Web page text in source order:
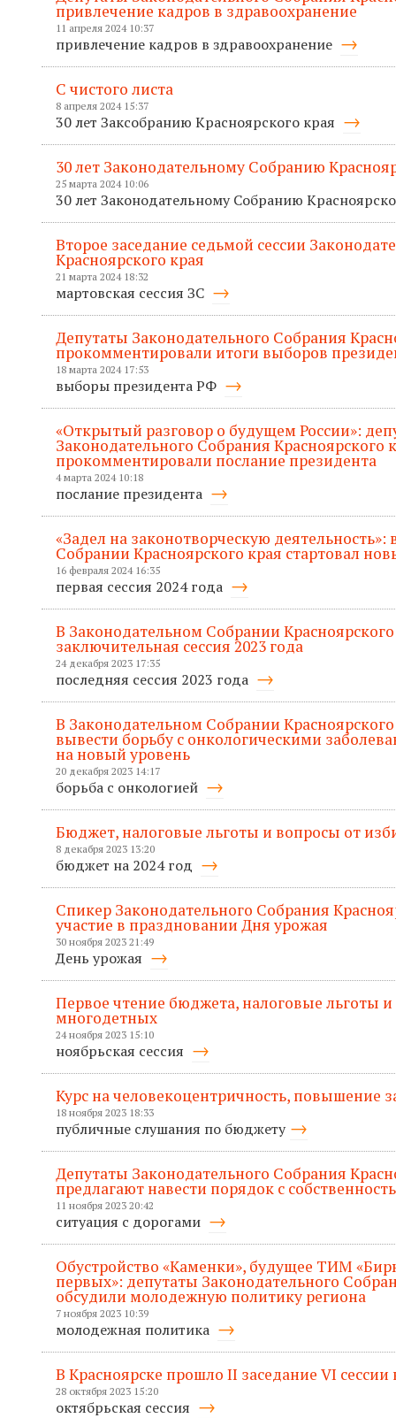
привлечение кадров в здравоохранение
11 апреля 2024 10:37
привлечение кадров в здравоохранение
С чистого листа
8 апреля 2024 15:37
30 лет Заксобранию Красноярского края
30 лет Законодательному Собранию
25 марта 2024 10:06
30 лет Законодательному Собранию
Второе заседание седьмой сессии
Красноярского края
21 марта 2024 18:32
мартовская сессия ЗС
Депутаты Законодательного Собрания
прокомментировали итоги выборов
18 марта 2024 17:53
выборы президента РФ
«Открытый разговор о будущем России»:
Законодательного Собрания Красноярского
прокомментировали послание президента
4 марта 2024 10:18
послание президента
«Задел на законотворческую
Собрании Красноярского края стартовал
16 февраля 2024 16:35
первая сессия 2024 года
В Законодательном Собрании
заключительная сессия 2023 года
24 декабря 2023 17:35
последняя сессия 2023 года
В Законодательном Собрании
вывести борьбу с онкологическими
на новый уровень
20 декабря 2023 14:17
борьба с онкологией
Бюджет, налоговые льготы и вопросы от
8 декабря 2023 13:20
бюджет на 2024 год
Спикер Законодательного Собрания
участие в праздновании Дня урожая
30 ноября 2023 21:49
День урожая
Первое чтение бюджета, налоговые льготы
многодетных
24 ноября 2023 15:10
ноябрьская сессия
Курс на человекоцентричность, повышение
18 ноября 2023 18:33
публичные слушания по бюджету
Депутаты Законодательного Собрания
предлагают навести порядок с
11 ноября 2023 20:42
ситуация с дорогами
Обустройство «Каменки», будущее ТИМ
первых»: депутаты Законодательного
обсудили молодежную политику региона
7 ноября 2023 10:39
молодежная политика
В Красноярске прошло II заседание VI сессии
28 октября 2023 15:20
октябрьская сессия